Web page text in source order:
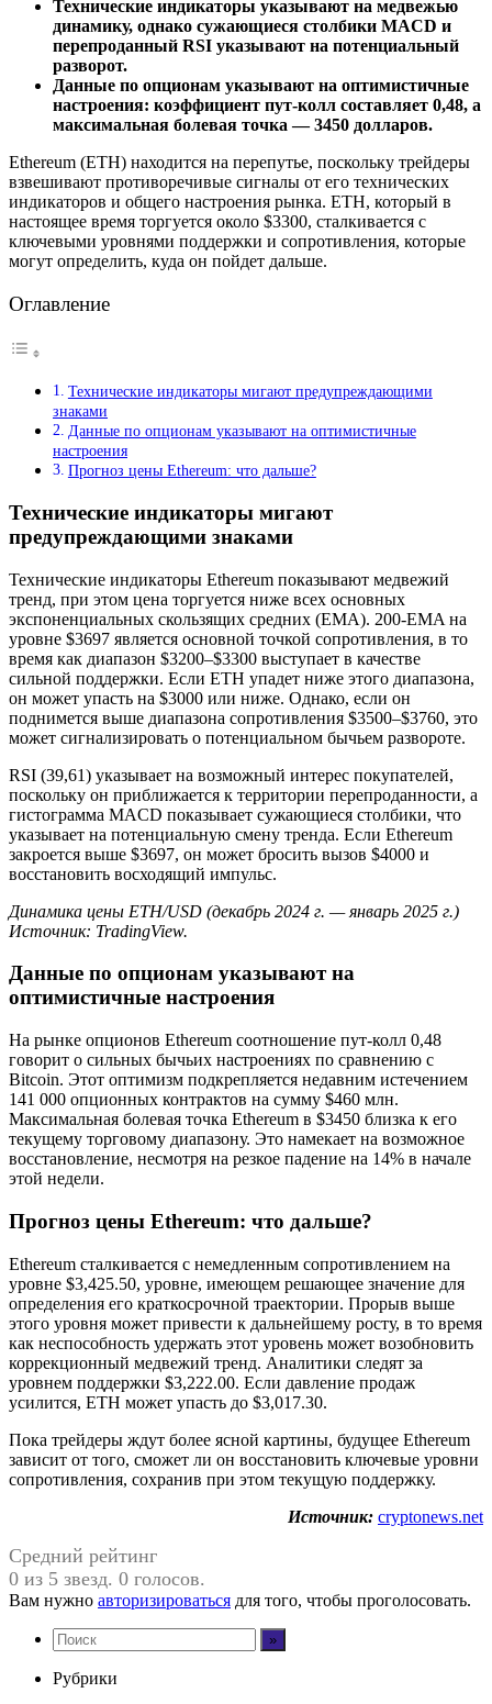
Технические индикаторы указывают на медвежью
динамику, однако сужающиеся столбики MACD и
перепроданный RSI указывают на потенциальный
разворот.
Данные по опционам указывают на оптимистичные
настроения: коэффициент пут-колл составляет 0,48, а
максимальная болевая точка — 3450 долларов.
Ethereum (ETH) находится на перепутье, поскольку трейдеры
взвешивают противоречивые сигналы от его технических
индикаторов и общего настроения рынка. ETH, который в
настоящее время торгуется около $3300, сталкивается с
ключевыми уровнями поддержки и сопротивления, которые
могут определить, куда он пойдет дальше.
Оглавление
Технические индикаторы мигают предупреждающими
знаками
Данные по опционам указывают на оптимистичные
настроения
Прогноз цены Ethereum: что дальше?
Технические индикаторы мигают
предупреждающими знаками
Технические индикаторы Ethereum показывают медвежий
тренд, при этом цена торгуется ниже всех основных
экспоненциальных скользящих средних (EMA). 200-EMA на
уровне $3697 является основной точкой сопротивления, в то
время как диапазон $3200–$3300 выступает в качестве
сильной поддержки. Если ETH упадет ниже этого диапазона,
он может упасть на $3000 или ниже. Однако, если он
поднимется выше диапазона сопротивления $3500–$3760, это
может сигнализировать о потенциальном бычьем развороте.
RSI (39,61) указывает на возможный интерес покупателей,
поскольку он приближается к территории перепроданности, а
гистограмма MACD показывает сужающиеся столбики, что
указывает на потенциальную смену тренда. Если Ethereum
закроется выше $3697, он может бросить вызов $4000 и
восстановить восходящий импульс.
Динамика цены ETH/USD (декабрь 2024 г. — январь 2025 г.)
Источник: TradingView.
Данные по опционам указывают на
оптимистичные настроения
На рынке опционов Ethereum соотношение пут-колл 0,48
говорит о сильных бычьих настроениях по сравнению с
Bitcoin. Этот оптимизм подкрепляется недавним истечением
141 000 опционных контрактов на сумму $460 млн.
Максимальная болевая точка Ethereum в $3450 близка к его
текущему торговому диапазону. Это намекает на возможное
восстановление, несмотря на резкое падение на 14% в начале
этой недели.
Прогноз цены Ethereum: что дальше?
Ethereum сталкивается с немедленным сопротивлением на
уровне $3,425.50, уровне, имеющем решающее значение для
определения его краткосрочной траектории. Прорыв выше
этого уровня может привести к дальнейшему росту, в то время
как неспособность удержать этот уровень может возобновить
коррекционный медвежий тренд. Аналитики следят за
уровнем поддержки $3,222.00. Если давление продаж
усилится, ETH может упасть до $3,017.30.
Пока трейдеры ждут более ясной картины, будущее Ethereum
зависит от того, сможет ли он восстановить ключевые уровни
сопротивления, сохранив при этом текущую поддержку.
Источник: cryptonews.net
Средний рейтинг
0 из 5 звезд. 0 голосов.
Вам нужно авторизироваться для того, чтобы проголосовать.
Рубрики